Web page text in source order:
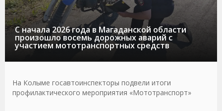
С начала 2026 года в Магаданской области
произошло восемь дорожных аварий с
участием мототранспортных средств
На Колыме госавтоинспекторы подвели итоги
профилактического мероприятия «Мототранспорт»